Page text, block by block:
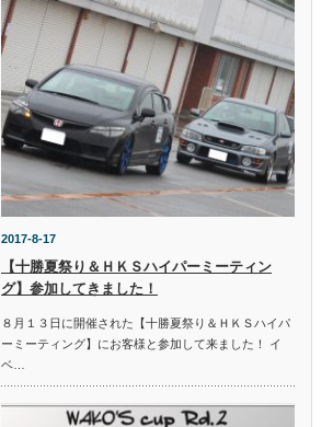
2017-8-17
【十勝夏祭り＆ＨＫＳハイパーミーティン
グ】参加してきました！
８月１３日に開催された【十勝夏祭り＆ＨＫＳハイパ
ーミーティング】にお客様と参加して来ました！ イ
ベ…